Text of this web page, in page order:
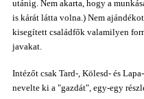
utánig. Nem akarta, hogy a
is kárát látta volna.) Nem
kisegített családfők valamilyen
javakat.
Intézőt csak Tard-, Kölesd- és
nevelte ki a "gazdát", egy-egy